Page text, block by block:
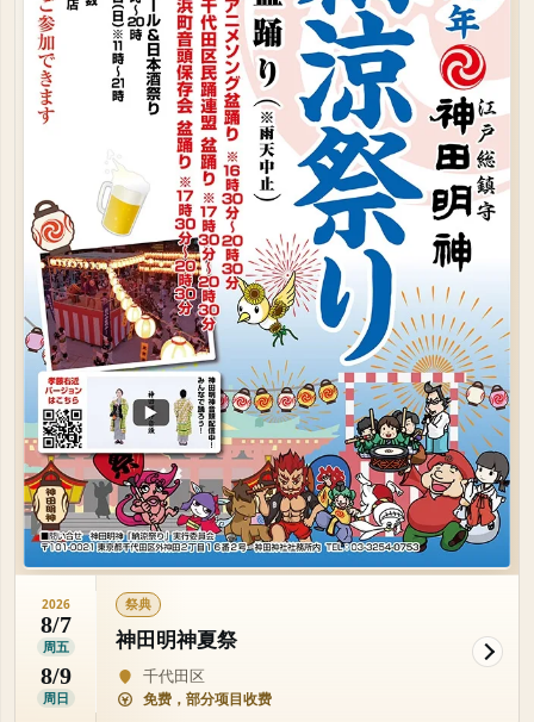
2026
8/7
周五
8/9
周日
祭典
神田明神夏祭
千代田区
免费，部分项目收费